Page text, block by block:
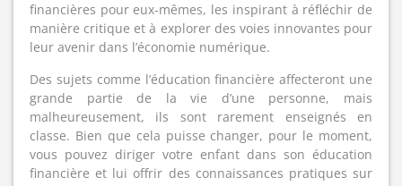
financières pour eux-mêmes, les inspirant à réfléchir de
manière critique et à explorer des voies innovantes pour
leur avenir dans l’économie numérique.
Des sujets comme l’éducation financière affecteront une
grande partie de la vie d’une personne, mais
malheureusement, ils sont rarement enseignés en
classe. Bien que cela puisse changer, pour le moment,
vous pouvez diriger votre enfant dans son éducation
financière et lui offrir des connaissances pratiques sur